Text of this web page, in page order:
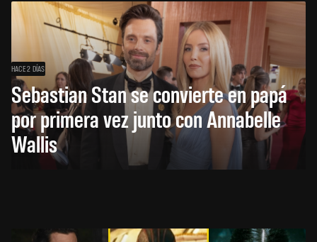
HACE 2 DÍAS
Sebastian Stan se convierte en papá
por primera vez junto con Annabelle
Wallis